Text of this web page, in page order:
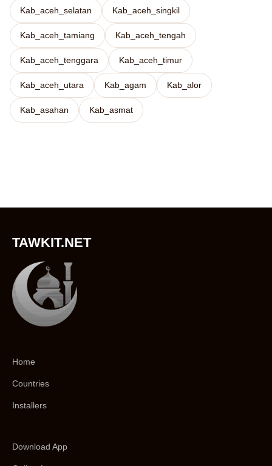
Kab_aceh_selatan Kab_aceh_singkil
Kab_aceh_tamiang Kab_aceh_tengah
Kab_aceh_tenggara Kab_aceh_timur
Kab_aceh_utara Kab_agam Kab_alor
Kab_asahan Kab_asmat
TAWKIT.NET
Home
Countries
Installers
Download App